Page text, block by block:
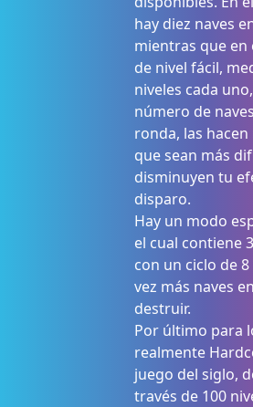
hay diez naves
mientras que
de nivel fácil,
niveles cada
número de
ronda, las
que sean más
disminuyen tu
disparo.
Hay un modo
el cual contiene
con un ciclo de
vez más naves
destruir.
Por último para
realmente
juego del siglo,
través de 100